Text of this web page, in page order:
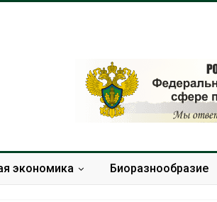
экономика Биоразнообразие